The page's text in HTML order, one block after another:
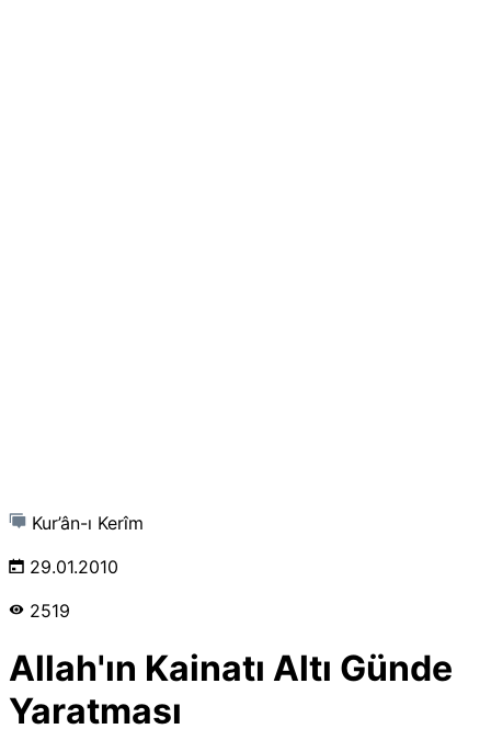
Kur’ân-ı Kerîm
29.01.2010
2519
Allah'ın Kainatı Altı Günde
Yaratması